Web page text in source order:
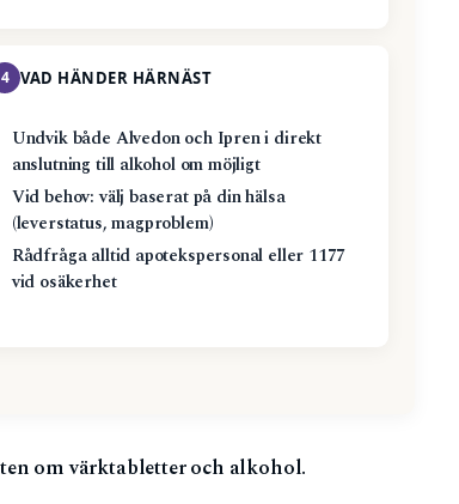
4 VAD HÄNDER HÄRNÄST
Undvik både Alvedon och Ipren i direkt
anslutning till alkohol om möjligt
Vid behov: välj baserat på din hälsa
(leverstatus, magproblem)
Rådfråga alltid apotekspersonal eller 1177
vid osäkerhet
om värktabletter och alkohol.